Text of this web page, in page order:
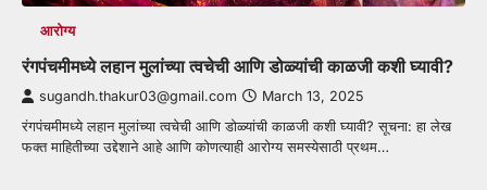
आरोग्य
रंगपंचमीमध्ये लहान मुलांच्या त्वचेची आणि डोळ्यांची काळजी कशी घ्यावी?
sugandh.thakur03@gmail.com March 13, 2025
रंगपंचमीमध्ये लहान मुलांच्या त्वचेची आणि डोळ्यांची काळजी कशी घ्यावी? सूचना: हा लेख
फक्त माहितीच्या उद्देशाने आहे आणि कोणत्याही आरोग्य समस्येसाठी प्रथम…